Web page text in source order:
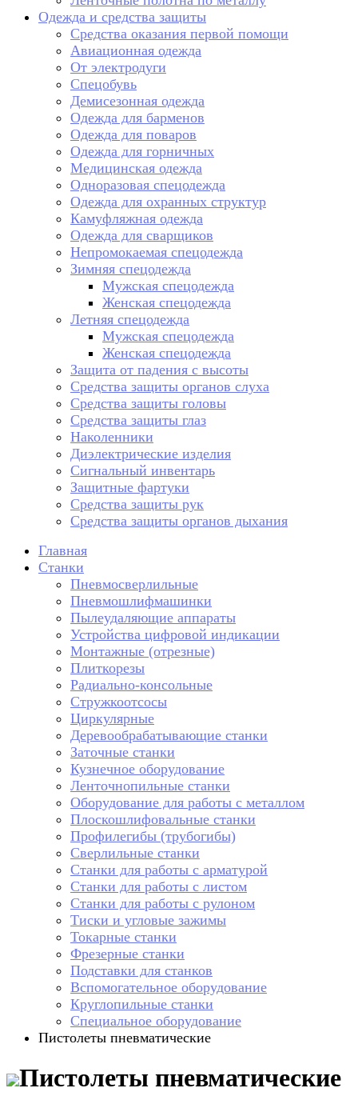
Одежда и средства защиты
Средства оказания первой помощи
Авиационная одежда
От электродуги
Спецобувь
Демисезонная одежда
Одежда для барменов
Одежда для поваров
Одежда для горничных
Медицинская одежда
Одноразовая спецодежда
Одежда для охранных структур
Камуфляжная одежда
Одежда для сварщиков
Непромокаемая спецодежда
Зимняя спецодежда
Мужская спецодежда
Женская спецодежда
Летняя спецодежда
Мужская спецодежда
Женская спецодежда
Защита от падения с высоты
Средства защиты органов слуха
Средства защиты головы
Средства защиты глаз
Наколенники
Диэлектрические изделия
Сигнальный инвентарь
Защитные фартуки
Средства защиты рук
Средства защиты органов дыхания
Главная
Станки
Пневмосверлильные
Пневмошлифмашинки
Пылеудаляющие аппараты
Устройства цифровой индикации
Монтажные (отрезные)
Плиткорезы
Радиально-консольные
Стружкоотсосы
Циркулярные
Деревообрабатывающие станки
Заточные станки
Кузнечное оборудование
Ленточнопильные станки
Оборудование для работы с металлом
Плоскошлифовальные станки
Профилегибы (трубогибы)
Сверлильные станки
Станки для работы с арматурой
Станки для работы с листом
Станки для работы с рулоном
Тиски и угловые зажимы
Токарные станки
Фрезерные станки
Подставки для станков
Вспомогательное оборудование
Круглопильные станки
Специальное оборудование
Пистолеты пневматические
Пистолеты пневматические